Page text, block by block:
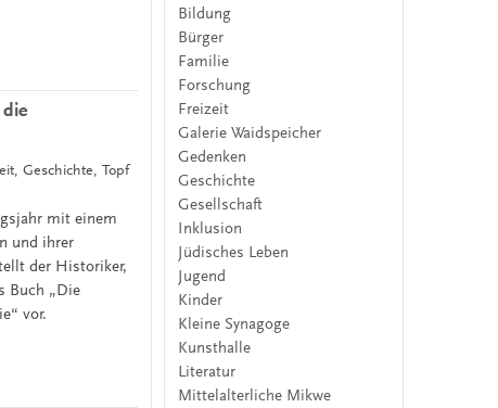
Geschichte, Topf
mit einem
und ihrer
der Historiker,
Buch „Die
vor.
Bildung
Bürger
Familie
Forschung
Freizeit
Galerie Waidspeicher
Gedenken
Geschichte
Gesellschaft
Inklusion
Jüdisches Leben
Jugend
Kinder
Kleine Synagoge
Kunsthalle
Literatur
Mittelalterliche Mikwe